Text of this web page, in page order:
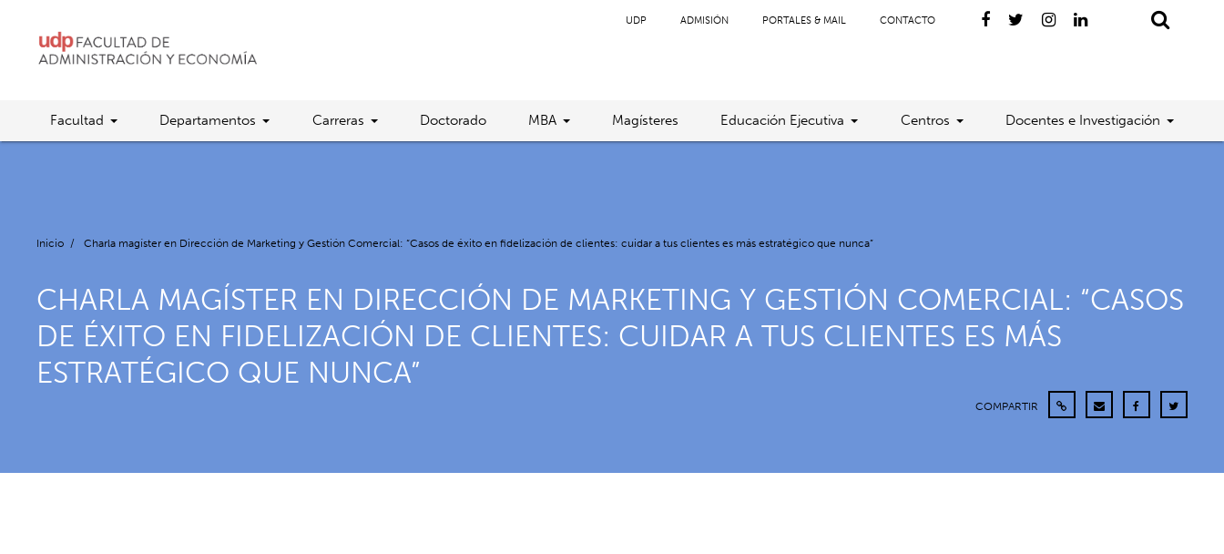
UDP ADMISIÓN PORTALES & MAIL CONTACTO
Facultad Departamentos Carreras Doctorado MBA Magísteres Educación Ejecutiva Centros Docentes e Investigación
Inicio / Charla magíster en Dirección de Marketing y Gestión Comercial: “Casos de éxito en fidelización de clientes: cuidar a tus clientes es más estratégico que nunca”
CHARLA MAGÍSTER EN DIRECCIÓN DE MARKETING Y GESTIÓN COMERCIAL: “CASOS
DE ÉXITO EN FIDELIZACIÓN DE CLIENTES: CUIDAR A TUS CLIENTES ES MÁS
ESTRATÉGICO QUE NUNCA”
COMPARTIR